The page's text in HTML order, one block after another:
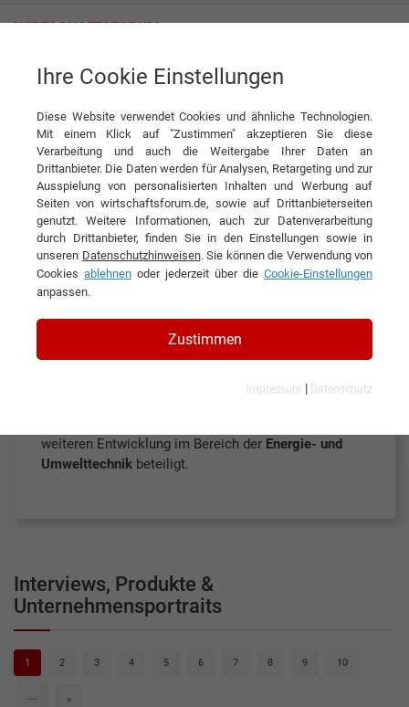
Energie & Umweltwirtschaft
Energie & Umweltwirtschaft
Wirtschaftsforum Branchen
Die Bundesregierung in Deutschland will im Zuge der
Energiewende dieEnergieversorgungnachhaltig
umgestalten. So soll der Energieanteil an der
Stromerzeugung aus Sonne, Wind und Wasser bis
2025 auf 40 bis 45% erhöht werden. Dabei nimmt
besonders die Solarindustrie eine wichtige Rolle ein.
Hierzu tragen Unternehmen als Zulieferer bis hin zu
Komplettherstellern von Photovoltaikanlagen bei.
Aber auch die Produzenten von Windenergieanlagen
weiteren Entwicklung im Bereich der Energie- und
Umwelttechnik beteiligt.
Interviews, Produkte &
Unternehmensportraits
1 2 3 4 5 6 7 8 9 10
.... »
Ihre Cookie Einstellungen
Diese Website verwendet Cookies und ähnliche Technologien.
Mit einem Klick auf "Zustimmen" akzeptieren Sie diese
Verarbeitung und auch die Weitergabe Ihrer Daten an
Drittanbieter. Die Daten werden für Analysen, Retargeting und zur
Ausspielung von personalisierten Inhalten und Werbung auf
Seiten von wirtschaftsforum.de, sowie auf Drittanbieterseiten
genutzt. Weitere Informationen, auch zur Datenverarbeitung
durch Drittanbieter, finden Sie in den Einstellungen sowie in
unseren Datenschutzhinweisen. Sie können die Verwendung von
Cookies ablehnen oder jederzeit über die Cookie-Einstellungen
anpassen.
Zustimmen
Impressum | Datenschutz